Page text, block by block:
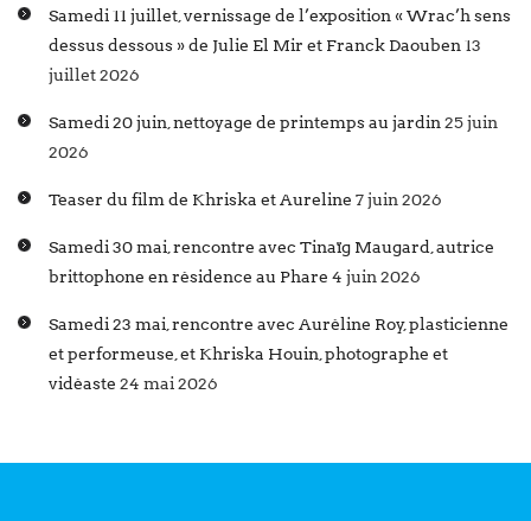
Samedi 11 juillet, vernissage de l’exposition « Wrac’h sens
dessus dessous » de Julie El Mir et Franck Daouben13
juillet 2026
Samedi 20 juin, nettoyage de printemps au jardin25 juin
2026
Teaser du film de Khriska et Aureline 7 juin 2026
Samedi 30 mai, rencontre avec Tinaïg Maugard, autrice
brittophone en résidence au Phare 4 juin 2026
Samedi 23 mai, rencontre avec Auréline Roy, plasticienne
et performeuse, et Khriska Houin, photographe et
vidéaste 24 mai 2026